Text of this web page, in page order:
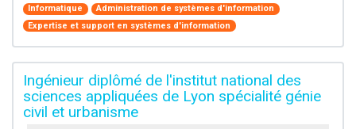
Informatique
Administration de systèmes d'information
Expertise et support en systèmes d'information
Ingénieur diplômé de l'institut national des
sciences appliquées de Lyon spécialité génie
civil et urbanisme